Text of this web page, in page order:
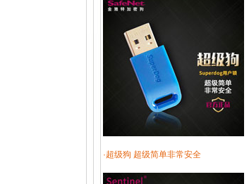
·超级狗 超级简单非常安全